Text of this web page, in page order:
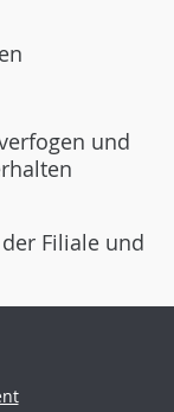
und
Filiale und